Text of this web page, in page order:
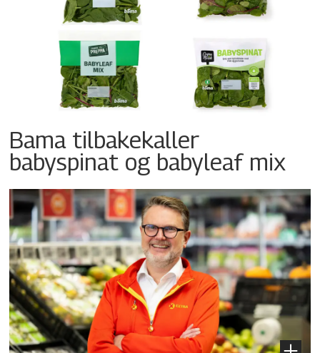
Bama tilbakekaller
babyspinat og babyleaf mix